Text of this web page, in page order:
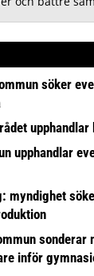
söker
upphandlar
upphandlar
myndighet
sonderar
inför